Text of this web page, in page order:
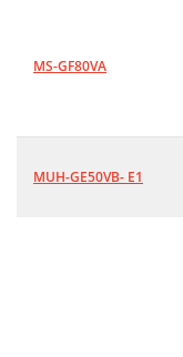
MS-GF80VA
MUH-GE50VB- E1